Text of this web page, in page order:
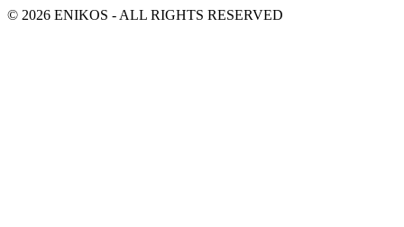
© 2026 ENIKOS - ALL RIGHTS RESERVED